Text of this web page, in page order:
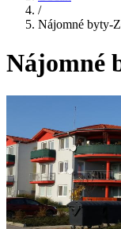
/
Nájomné byty-
Nájomné